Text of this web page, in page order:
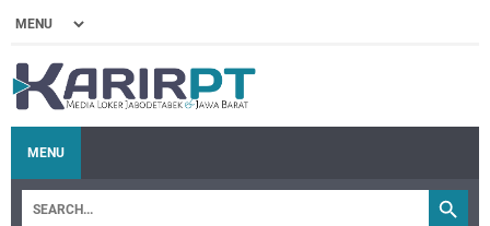
MENU